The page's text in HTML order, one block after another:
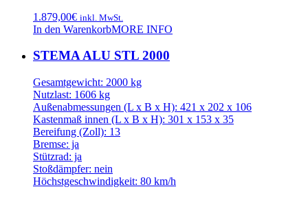
1.879,00€ inkl. MwSt.
In den WarenkorbMORE INFO
STEMA ALU STL 2000
Gesamtgewicht: 2000 kg
Nutzlast: 1606 kg
Außenabmessungen (L x B x H): 421 x 202 x 106
Kastenmaß innen (L x B x H): 301 x 153 x 35
Bereifung (Zoll): 13
Bremse: ja
Stützrad: ja
Stoßdämpfer: nein
Höchstgeschwindigkeit: 80 km/h